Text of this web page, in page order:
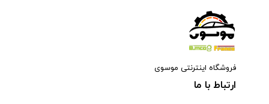
فروشگاه اینترنتی موسوی
ارتباط با ما